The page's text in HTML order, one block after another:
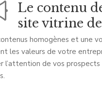
Le contenu
site vitrine
homogènes et une
les valeurs de votre
l’attention de vos